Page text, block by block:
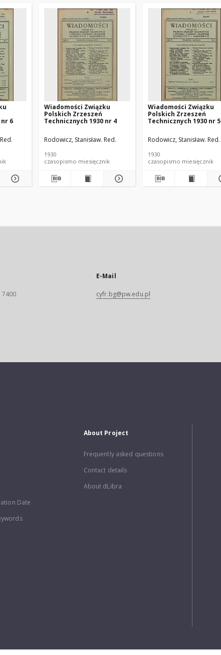
6
Wiadomości Związku
Polskich Zrzeszeń
Technicznych 1930 nr 4
Rodowicz, Stanisław. Red.
1930
czasopismo miesięcznik
Wiadomości Związku
Polskich Zrzeszeń
Technicznych 1930 nr 5
Rodowicz, Stanisław. Red.
1930
czasopismo miesięcznik
7400
E-Mail
cyfr.bg@pw.edu.pl
Date
About Project
Frequently asked questions
Contact details
About dLibra